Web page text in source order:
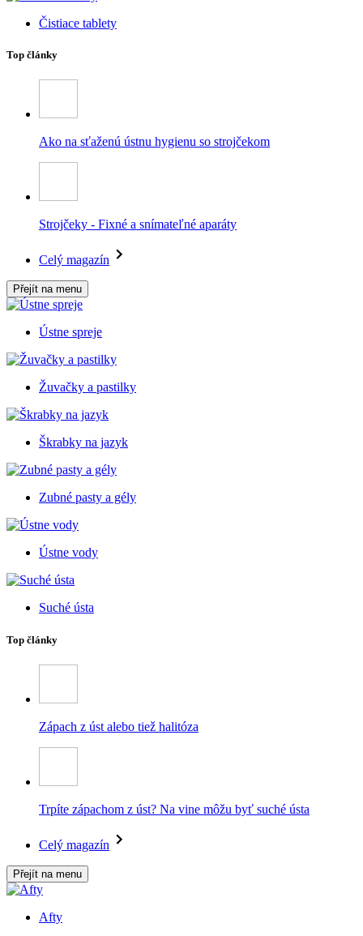
Čistiace tablety
Top články
Ako na sťaženú ústnu hygienu so strojčekom
Strojčeky - Fixné a snímateľné aparáty
Celý magazín
Přejít na menu
Ústne spreje
Žuvačky a pastilky
Škrabky na jazyk
Zubné pasty a gély
Ústne vody
Suché ústa
Top články
Zápach z úst alebo tiež halitóza
Trpíte zápachom z úst? Na vine môžu byť suché ústa
Celý magazín
Přejít na menu
Afty